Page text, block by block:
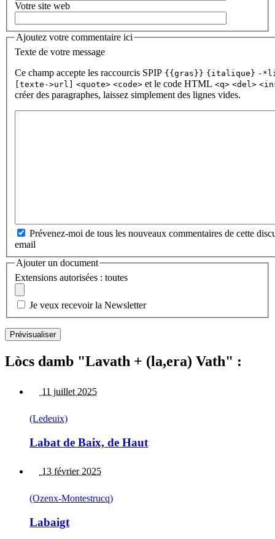
Votre site web
Ajoutez votre commentaire ici
Texte de votre message
Ce champ accepte les raccourcis SPIP {{gras}} {italique} -
[texte->url]
<quote> <code> et le code HTML <q> <del>
créer des paragraphes, laissez simplement des lignes vides.
Prévenez-moi de tous les nouveaux commentaires de cette
email
Ajouter un document
Extensions autorisées : toutes
Je veux recevoir la Newsletter
Lòcs damb "Lavath + (la,era) Vath" :
11 juillet 2025
(Ledeuix)
Labat de Baix, de Haut
13 février 2025
(Ozenx-Montestrucq)
Labaigt